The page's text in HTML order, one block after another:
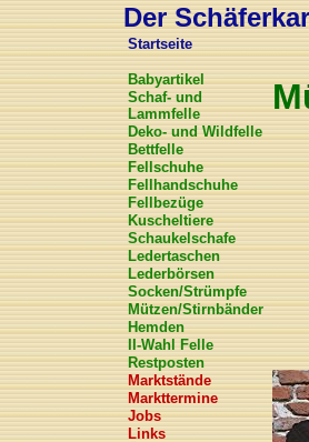
Der
Startseite
Babyartikel
Schaf- und
Lammfelle
Deko- und Wildfelle
Bettfelle
Fellschuhe
Fellhandschuhe
Fellbezüge
Kuscheltiere
Schaukelschafe
Ledertaschen
Lederbörsen
Socken/Strümpfe
Mützen/Stirnbänder
Hemden
II-Wahl Felle
Restposten
Marktstände
Markttermine
Jobs
Links